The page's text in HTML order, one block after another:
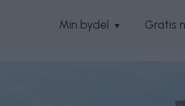
Min bydel Gratis